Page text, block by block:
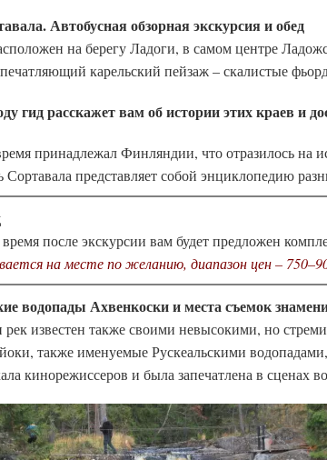
Автобусная обзорная экскурсия и обед
на берегу Ладоги, в самом центре
карельский пейзаж – скалистые
гид расскажет вам об истории этих краев и
принадлежал Финляндии, что отразилось на
Сортавала представляет собой энциклопедию
после экскурсии вам будет предложен
на месте по желанию, диапазон цен –
водопады Ахвенкоски и места съемок
рек известен также своими невысокими, но
также именуемые Рускеальскими
кинорежиссеров и была запечатлена в